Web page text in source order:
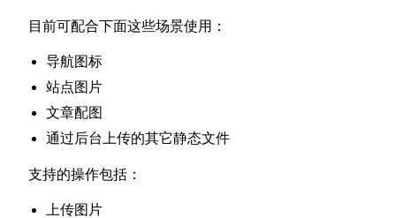
目前可配合下面这些场景使用：
导航图标
站点图片
文章配图
通过后台上传的其它静态文件
支持的操作包括：
上传图片